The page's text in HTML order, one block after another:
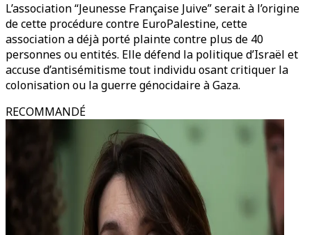
L’association “Jeunesse Française Juive” serait à l’origine
de cette procédure contre EuroPalestine, cette
association a déjà porté plainte contre plus de 40
personnes ou entités. Elle défend la politique d’Israël et
accuse d’antisémitisme tout individu osant critiquer la
colonisation ou la guerre génocidaire à Gaza.
RECOMMANDÉ